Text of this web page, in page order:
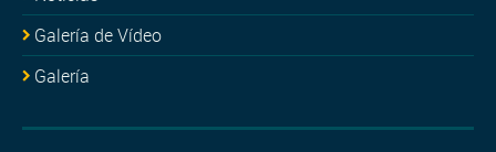
Galería de Vídeo
Galería